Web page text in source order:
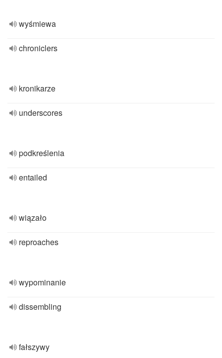
wyśmiewa
chroniclers
kronikarze
underscores
podkreślenia
entailed
wiązało
reproaches
wypominanie
dissembling
fałszywy